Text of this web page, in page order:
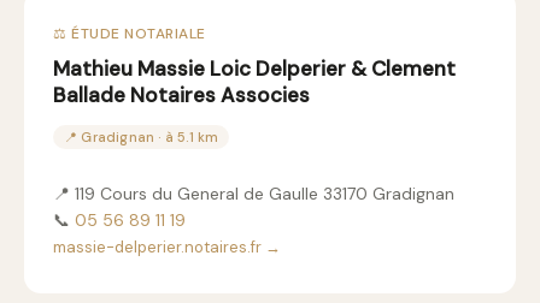
⚖️ ÉTUDE NOTARIALE
Mathieu Massie Loic Delperier & Clement
Ballade Notaires Associes
📍 Gradignan · à 5.1 km
📍 119 Cours du General de Gaulle 33170 Gradignan
📞 05 56 89 11 19
massie-delperier.notaires.fr →